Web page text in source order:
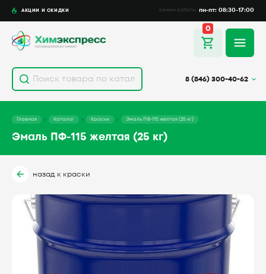
АКЦИИ И СКИДКИ режим работы пн-пт: 08:30-17:00
8 (846) 300-40-62
0
Главная Каталог Краски Эмаль ПФ-115 желтая (25 кг)
Эмаль ПФ-115 желтая (25 кг)
назад к краски